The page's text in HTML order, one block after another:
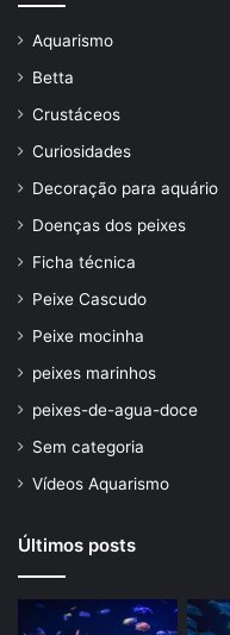
Aquarismo
Betta
Crustáceos
Curiosidades
Decoração para aquário
Doenças dos peixes
Ficha técnica
Peixe Cascudo
Peixe mocinha
peixes marinhos
peixes-de-agua-doce
Sem categoria
Vídeos Aquarismo
Últimos posts